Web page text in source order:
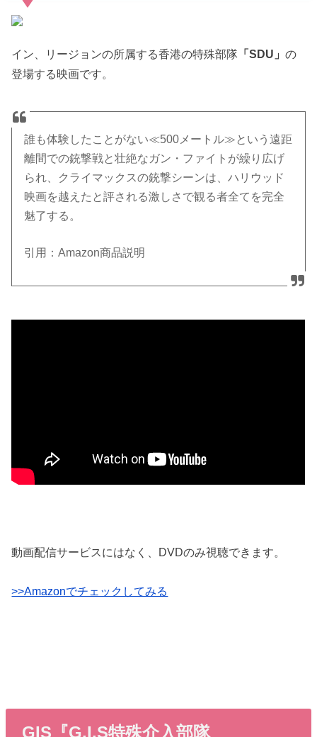
イン、リージョンの所属する香港の特殊部隊 「SDU」の
登場する映画です。
誰も体験したことがない≪500メートル≫という遠距
離間での銃撃戦と壮絶なガン・ファイトが繰り広げ
られ、クライマックスの銃撃シーンは、ハリウッド
映画を越えたと評される激しさで観る者全てを完全
魅了する。
引用：Amazon商品説明
動画配信サービスにはなく、DVDのみ視聴できます。
>>Amazonでチェックしてみる
GIS『G.I.S特殊介入部隊